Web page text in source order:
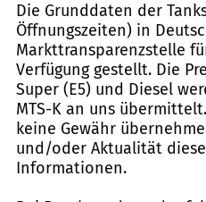
Die Grunddaten der
Öffnungszeiten) in
Markttransparenzstelle
Verfügung gestellt. Die
Super (E5) und Diesel
MTS-K an uns
keine Gewähr
und/oder Aktualität
Informationen.